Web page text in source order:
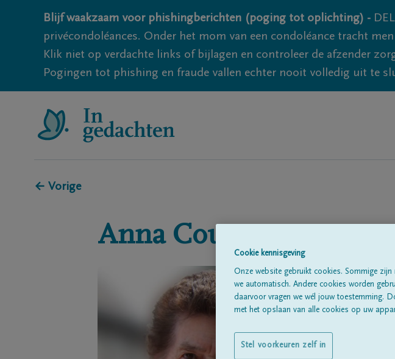
Blijf waakzaam voor phishingberichten (poging tot oplichting) -
privécondoléances. Onder het mom van een condoléance tracht
Klik niet op verdachte links of bijlagen en controleer de afzender
Pogingen tot phishing en fraude vallen echter nooit volledig uit te
← Vorige
Anna Coussens
Geboren te Aalter
Overleden te
Woonachtig te
Cookie kennisgeving
Onze website gebruikt cookies. Sommige
we automatisch. Andere cookies worden
daarvoor vragen we wél jouw toestemming.
met het opslaan van alle cookies op uw
Stel voorkeuren zelf in